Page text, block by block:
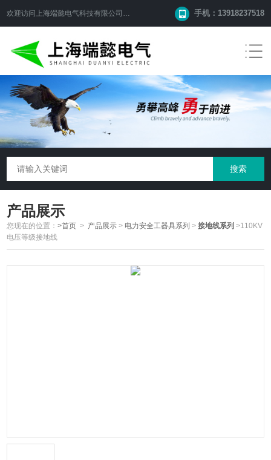
欢迎访问 上海端懿电气科技有限公司 网站！ 手机：13918237518
产品展示
您现在的位置：>首页 > 产品展示 > 电力安全工器具系列 >接地线系列 >110KV
电压等级接地线